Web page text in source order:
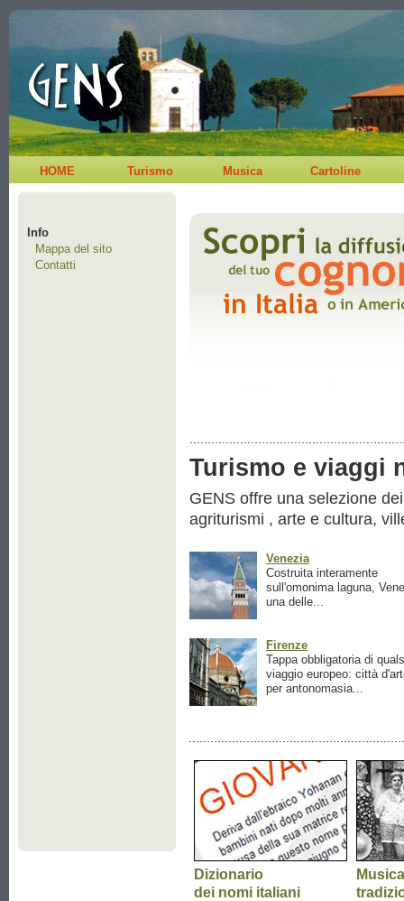
HOME Turismo Musica Cartoline
Info
Mappa del sito
Contatti
Turismo e viaggi
GENS offre una selezione
agriturismi , arte e cultura,
Venezia
Costruita interamente
sull'omonima laguna,
una delle...
Firenze
Tappa obbligatoria di
viaggio europeo: città
per antonomasia...
Dizionario
dei nomi italiani
Musica